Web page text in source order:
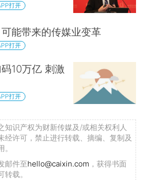
打开
可能带来的传媒业变革
打开
10万亿 刺激
打开
知识产权为财新传媒及/或相关权利人
经许可，禁止进行转载、摘编、复制及
邮件至hello@caixin.com ，获得书面
载。